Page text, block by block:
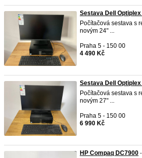
Sestava Dell Optiplex
Počítačová sestava s
novým 24" ...
Praha 5 - 150 00
4 490 Kč
Sestava Dell Optiplex
Počítačová sestava s
novým 27" ...
Praha 5 - 150 00
6 990 Kč
HP Compaq DC7900